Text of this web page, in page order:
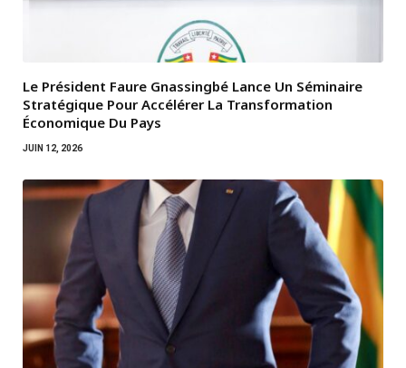
Le Président Faure Gnassingbé Lance Un Séminaire
Stratégique Pour Accélérer La Transformation
Économique Du Pays
JUIN 12, 2026